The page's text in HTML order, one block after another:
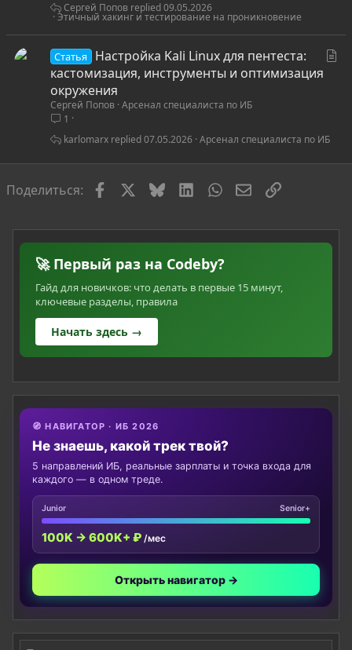
Этичный хакинг и тестирование на проникновение
09.05.2026
Сергей Попов
Статья
Настройка Kali Linux для пентеста:
кастомизация, инструменты и оптимизация
окружения
Сергей Попов Арсенал специалиста по ИБ
1
Арсенал специалиста по ИБ
07.05.2026
karlomarx
Поделиться: FacebookBlueskyLinkedInWhatsAppЭлектронная
Ссылка
🚀 Первый раз на Codeby?
Гайд для новичков: что делать в первые 15 минут,
ключевые разделы, правила
Начать здесь →
🧭 НАВИГАТОР · ИБ 2026
Не знаешь, какой трек твой?
5 направлений ИБ, реальные зарплаты и точка входа для
каждого — в одном треде.
Junior Senior+
100K → 600K+ ₽ /мес
Открыть навигатор →